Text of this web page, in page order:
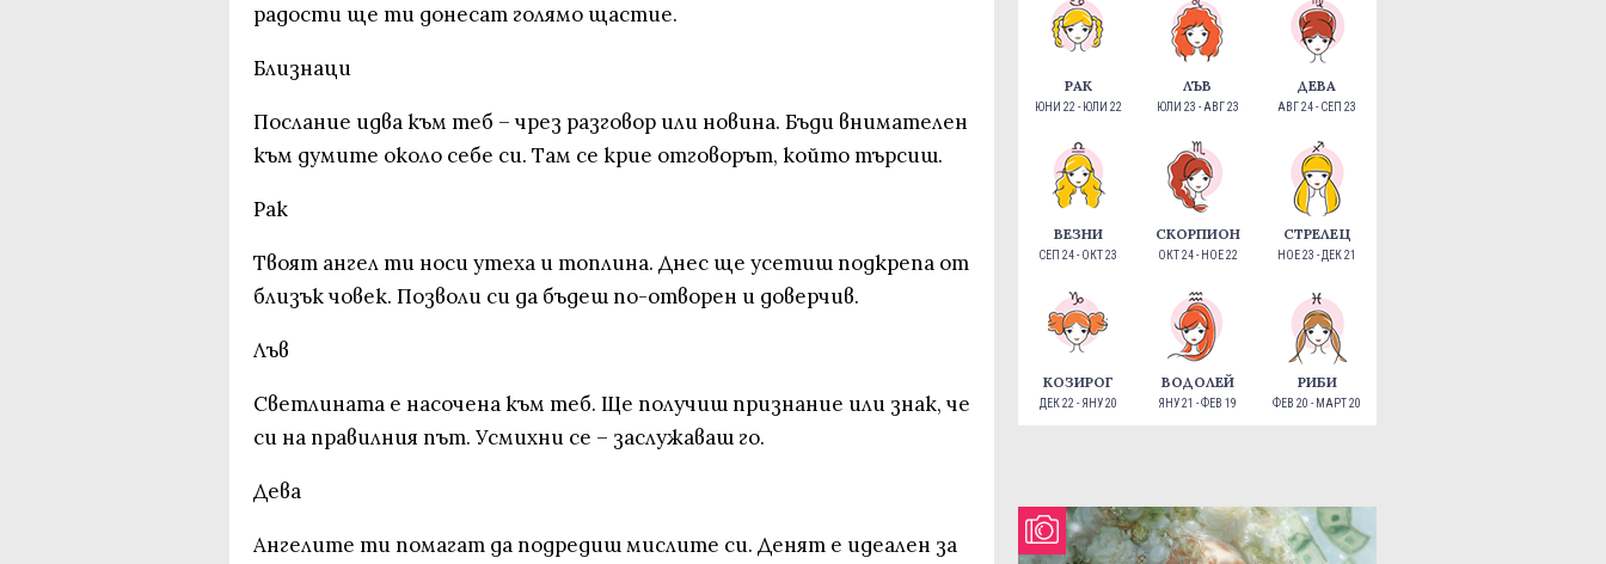
радости ще ти донесат голямо щастие.
Близнаци
Послание идва към теб – чрез разговор или новина. Бъди внимателен
към думите около себе си. Там се крие отговорът, който търсиш.
Рак
Твоят ангел ти носи утеха и топлина. Днес ще усетиш подкрепа от
близък човек. Позволи си да бъдеш по-отворен и доверчив.
Лъв
Светлината е насочена към теб. Ще получиш признание или знак, че
си на правилния път. Усмихни се – заслужаваш го.
Дева
Ангелите ти помагат да подредиш мислите си. Денят е идеален за
РАК
ЮНИ 22 - ЮЛИ 22
ЛЪВ
ЮЛИ 23 - АВГ 23
ДЕВА
АВГ 24 - СЕП 23
ВЕЗНИ
СЕП 24 - ОКТ 23
СКОРПИОН
ОКТ 24 - НОЕ 22
СТРЕЛЕЦ
НОЕ 23 - ДЕК 21
КОЗИРОГ
ДЕК 22 - ЯНУ 20
ВОДОЛЕЙ
ЯНУ 21 - ФЕВ 19
РИБИ
ФЕВ 20 - МАРТ 20